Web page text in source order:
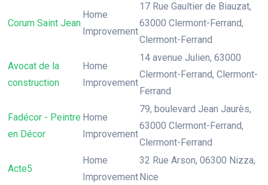
Corum Saint Jean
Home
Improvement
17 Rue Gaultier de Biauzat,
63000 Clermont-Ferrand,
Clermont-Ferrand
Avocat de la
construction
Home
Improvement
14 avenue Julien, 63000
Clermont-Ferrand, Clermont-
Ferrand
Fadécor - Peintre
en Décor
Home
Improvement
79, boulevard Jean Jaurès,
63000 Clermont-Ferrand,
Clermont-Ferrand
Acte5
Home
Improvement
32 Rue Arson, 06300 Nizza,
Nice